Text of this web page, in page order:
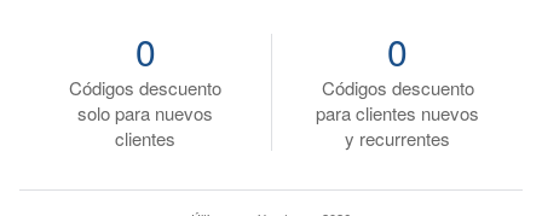
Códigos descuento
solo para nuevos
clientes
0
Códigos descuento
para clientes nuevos
y recurrentes
0